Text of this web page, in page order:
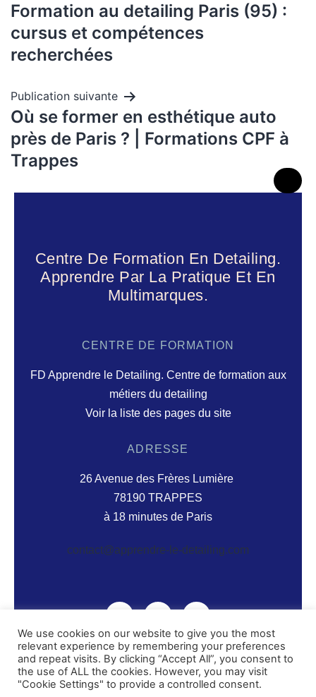
Formation au detailing Paris (95) :
cursus et compétences
recherchées
Publication suivante
Où se former en esthétique auto
près de Paris ? | Formations CPF à
Trappes
Centre De Formation En Detailing.
Apprendre Par La Pratique Et En
Multimarques.
CENTRE DE FORMATION
FD Apprendre le Detailing. Centre de formation aux
métiers du detailing
Voir la liste des pages du site
ADRESSE
26 Avenue des Frères Lumière
78190 TRAPPES
à 18 minutes de Paris
contact@apprendre-le-detailing.com
© 2026 Centre De Formation Aux Métiers Du
Detailing
We use cookies on our website to give you the most
relevant experience by remembering your preferences
and repeat visits. By clicking “Accept All”, you consent to
the use of ALL the cookies. However, you may visit
"Cookie Settings" to provide a controlled consent.